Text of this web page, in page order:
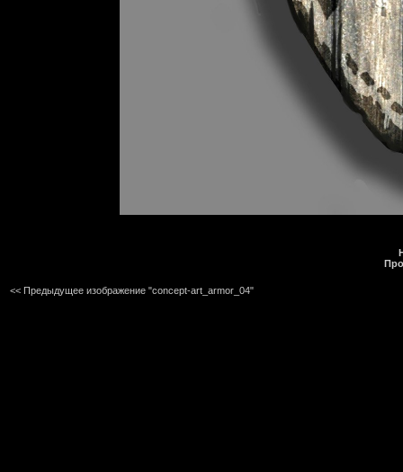
<< Предыдущее изображение "concept-art_armor_04"